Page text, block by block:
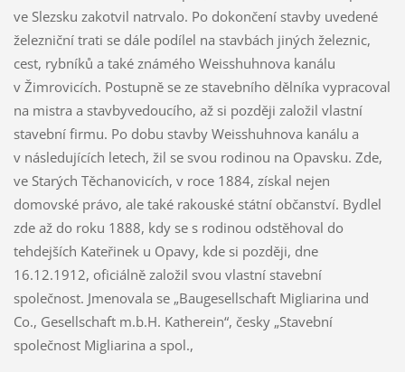
ve Slezsku zakotvil natrvalo. Po dokončení stavby uvedené
železniční trati se dále podílel na stavbách jiných železnic,
cest, rybníků a také známého Weisshuhnova kanálu
v Žimrovicích. Postupně se ze stavebního dělníka vypracoval
na mistra a stavbyvedoucího, až si později založil vlastní
stavební firmu. Po dobu stavby Weisshuhnova kanálu a
v následujících letech, žil se svou rodinou na Opavsku. Zde,
ve Starých Těchanovicích, v roce 1884, získal nejen
domovské právo, ale také rakouské státní občanství. Bydlel
zde až do roku 1888, kdy se s rodinou odstěhoval do
tehdejších Kateřinek u Opavy, kde si později, dne
16.12.1912, oficiálně založil svou vlastní stavební
společnost. Jmenovala se „Baugesellschaft Migliarina und
Co., Gesellschaft m.b.H. Katherein“, česky „Stavební
společnost Migliarina a spol.,